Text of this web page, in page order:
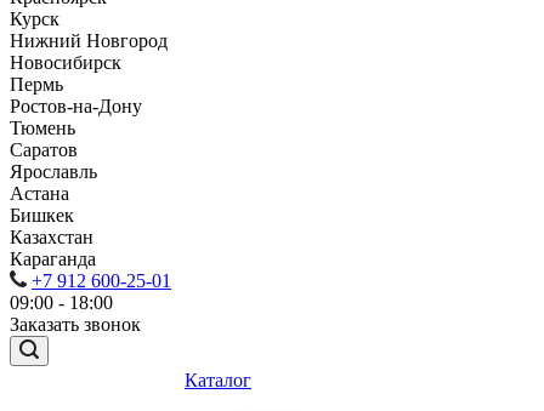
Курск
Нижний Новгород
Новосибирск
Пермь
Ростов-на-Дону
Тюмень
Саратов
Ярославль
Астана
Бишкек
Казахстан
Караганда
+7 912 600-25-01
09:00 - 18:00
Заказать звонок
Каталог